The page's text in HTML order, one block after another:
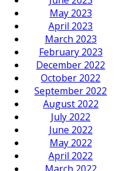
May 2023
April 2023
March 2023
February 2023
December 2022
October 2022
September 2022
August 2022
July 2022
June 2022
May 2022
April 2022